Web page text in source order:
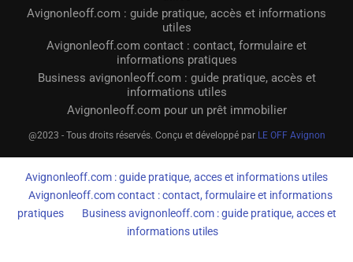
Avignonleoff.com : guide pratique, accès et informations
utiles
Avignonleoff.com contact : contact, formulaire et
informations pratiques
Business avignonleoff.com : guide pratique, accès et
informations utiles
Avignonleoff.com pour un prêt immobilier
@2023 - Tous droits réservés. Conçu et développé par LE OFF Avignon
Avignonleoff.com : guide pratique, acces et informations utiles
Avignonleoff.com contact : contact, formulaire et informations
pratiques
Business avignonleoff.com : guide pratique, acces et
informations utiles